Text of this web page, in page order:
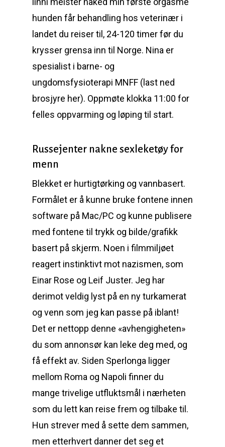
hunden får behandling hos veterinær i
landet du reiser til, 24-120 timer før du
krysser grensa inn til Norge. Nina er
spesialist i barne- og
ungdomsfysioterapi MNFF (last ned
brosjyre her). Oppmøte klokka 11:00 for
felles oppvarming og løping til start.
Russejenter nakne sexleketøy for
menn
Blekket er hurtigtørking og vannbasert.
Formålet er å kunne bruke fontene innen
software på Mac/PC og kunne publisere
med fontene til trykk og bilde/grafikk
basert på skjerm. Noen i filmmiljøet
reagert instinktivt mot nazismen, som
Einar Rose og Leif Juster. Jeg har
derimot veldig lyst på en ny turkamerat
og venn som jeg kan passe på iblant!
Det er nettopp denne «avhengigheten»
du som annonsør kan leke deg med, og
få effekt av. Siden Sperlonga ligger
mellom Roma og Napoli finner du
mange trivelige utfluktsmål i nærheten
som du lett kan reise frem og tilbake til.
Hun strever med å sette dem sammen,
men etterhvert danner det seg et